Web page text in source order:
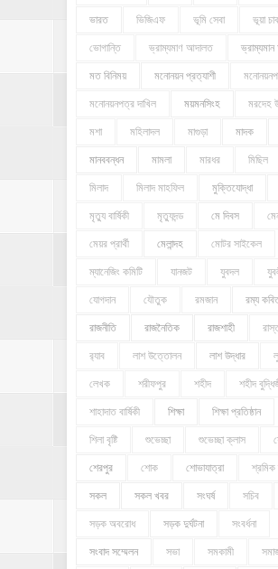
ভারত ভিজিএফ ভূমি সেবা ভূয়া
ভোগান্তি ভ্রাম্যমাণ আদালত
মত বিনিময় মনোনয়ন প্রত্যাশী
মনোনয়নপত্র দাখিল ময়মনসিংহ মরদেহ
মশা মহিলাদল মাগুড়া মাদক
মানববন্ধন মামলা মারধর মিছিল
মিলাদ মিলাদ মাহফিল মুক্তিযোদ্ধা
মৃত্যু বার্ষিকী মৃত্যুদন্ড মে দিবস
মেয়র প্রার্থী মেলান্দহ মোটর সাইকেল
ম্যানেজিং কমিটি যানজট যুবদল
যোগদান যৌতুক রমজান রম্য
রাজনীতি রাজনৈতিক রাজশাহী
র‍্যাব লাশ উত্তোলন লাশ উদ্ধার
লেখক শরীফপুর শহীদ শহীদ
শাহাদাত বার্ষিকী শিক্ষা শিক্ষা প্রতিষ্ঠান
শিলা বৃষ্টি শুভেচ্ছা শুভেচ্ছা ক্লাস
শেরপুর শোক শোভাযাত্রা শ্রমিক
সকল সকল খবর সংঘর্ষ সচিব
সড়ক অবরোধ সড়ক দুর্ঘটনা সংবর্ধনা
সংবাদ সম্মেলন সভা সমকামী